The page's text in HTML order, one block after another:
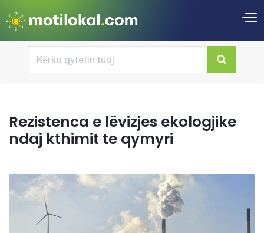
Rezistenca e lëvizjes ekologjike
ndaj kthimit te qymyri